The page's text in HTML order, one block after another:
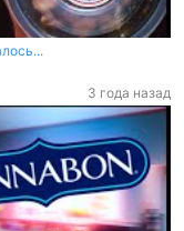
3 года назад